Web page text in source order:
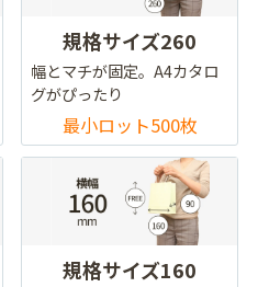
規格サイズ260
幅とマチが固定。A4カタロ
グがぴったり
最小ロット500枚
規格サイズ160